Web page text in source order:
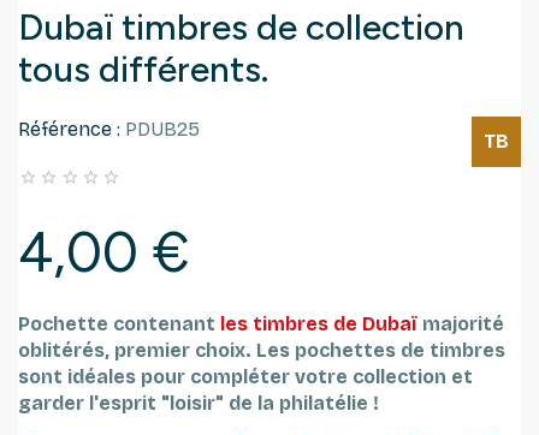
Dubaï timbres de collection
tous différents.
Référence : PDUB25
TB
    
4,00 €
Pochette contenant les timbres de Dubaï majorité
oblitérés, premier choix. Les pochettes de timbres
sont idéales pour compléter votre collection et
garder l'esprit "loisir" de la philatélie !